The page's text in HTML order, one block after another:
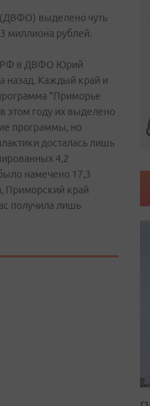
(ДВФО) выделено чуть
миллиона рублей.
РФ в ДВФО Юрий
назад. Каждый край и
"Приморье
этом году их выделено
программы, но
досталась лишь
4,2
намечено 17,3
Приморский край
получила лишь